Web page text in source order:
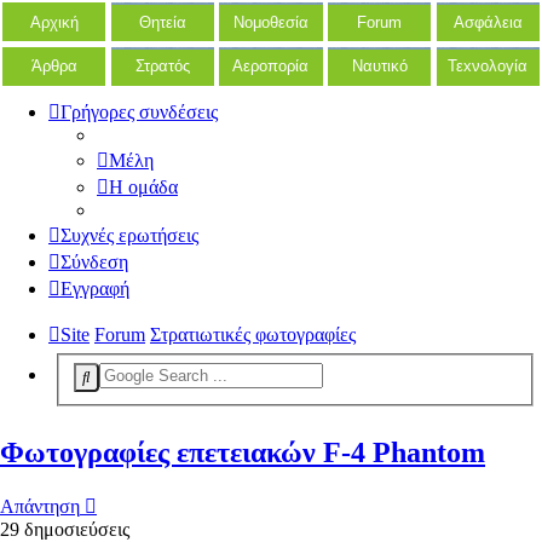
Αρχική Θητεία Νομοθεσία Forum Ασφάλεια
Άρθρα Στρατός Αεροπορία Ναυτικό Τεxνολογία
Γρήγορες συνδέσεις
Μέλη
Η ομάδα
Συχνές ερωτήσεις
Σύνδεση
Εγγραφή
Site Forum Στρατιωτικές φωτογραφίες
Φωτογραφίες επετειακών F-4 Phantom
Απάντηση
29 δημοσιεύσεις